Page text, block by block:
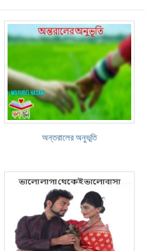
অন্তরালের অনুভূতি